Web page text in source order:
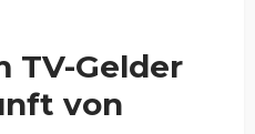
TV-Gelder
von